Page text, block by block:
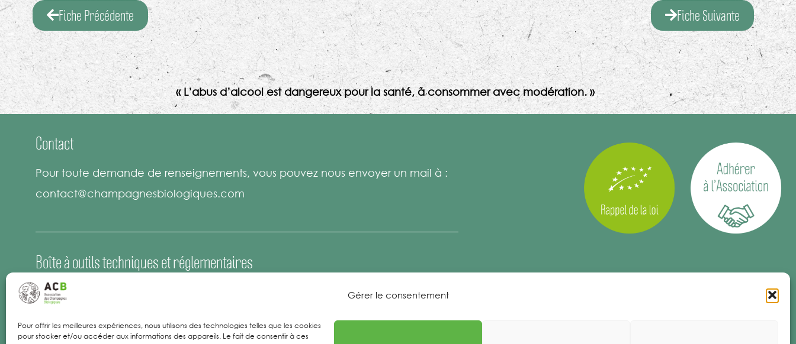
Gérer le consentement
Pour offrir les meilleures expériences, nous utilisons des technologies telles que les cookies
pour stocker et/ou accéder aux informations des appareils. Le fait de consentir à ces
Fiche Précédente Fiche Suivante
« L’abus d’alcool est dangereux pour la santé, à consommer avec modération. »
Contact
Pour toute demande de renseignements, vous pouvez nous envoyer un mail à :
contact@champagnesbiologiques.com
Boîte à outils techniques et réglementaires
Espace Presse